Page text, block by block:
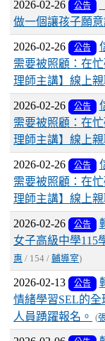
2026-02-26 公告
做一個讓孩子願意
2026-02-26 公告
需要被照顧：在
理師主講】線上
2026-02-26 公告
需要被照顧：在
理師主講】線上
2026-02-26 公告
需要被照顧：在
理師主講】線上
2026-02-26 公告
女子高級中學115
惠 / 154 / 輔導室)
2026-02-13 公告
情緒學習SEL的
人員踴躍報名。
(